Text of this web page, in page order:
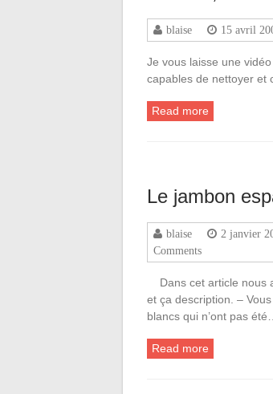
blaise 15 avril
Je vous laisse une
capables de nettoyer
Read more
Le jambon
blaise 2 janvier
Comments
Dans cet article nous
et ça description. –
blancs qui n’ont pas été…
Read more